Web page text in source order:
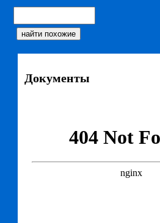
Документы